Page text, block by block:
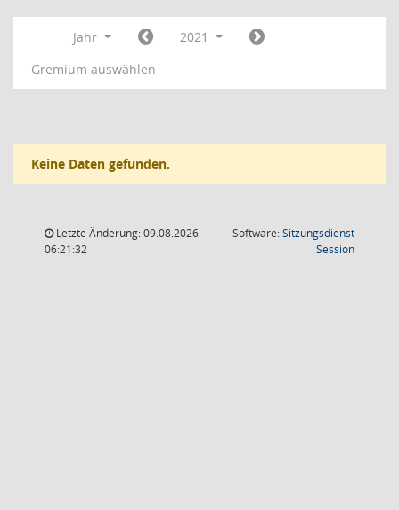
Jahr
2021
Gremium auswählen
Keine Daten gefunden.
Letzte Änderung: 09.08.2026
06:21:32
Software:Sitzungsdienst
Session(Wird in